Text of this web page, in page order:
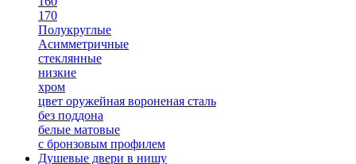
170
Полукруглые
Асимметричные
стеклянные
низкие
хром
цвет оружейная вороненая сталь
без поддона
белые матовые
с бронзовым профилем
Душевые двери в нишу